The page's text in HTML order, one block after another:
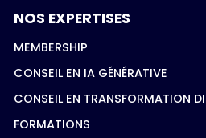
NOS EXPERTISES
MEMBERSHIP
CONSEIL EN IA GÉNÉRATIVE
CONSEIL EN TRANSFORMATION
FORMATIONS